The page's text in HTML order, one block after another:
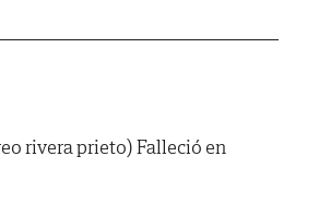
rivera prieto) Falleció en